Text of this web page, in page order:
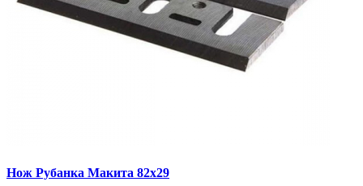
Нож Рубанка Макита 82х29